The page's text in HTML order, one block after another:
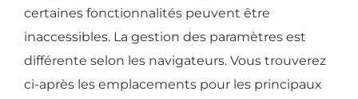
certaines fonctionnalités peuvent être
inaccessibles. La gestion des paramètres est
différente selon les navigateurs. Vous trouverez
ci-après les emplacements pour les principaux